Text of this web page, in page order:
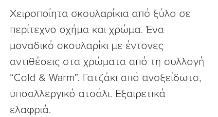
Χειροποίητα σκουλαρίκια από ξύλο σε
περίτεχνο σχήμα και χρώμα. Ένα
μοναδικό σκουλαρίκι με έντονες
αντιθέσεις στα χρώματα από τη συλλογή
“Cold & Warm”. Γατζάκι από ανοξείδωτο,
υποαλλεργικό ατσάλι. Εξαιρετικά
ελαφριά.